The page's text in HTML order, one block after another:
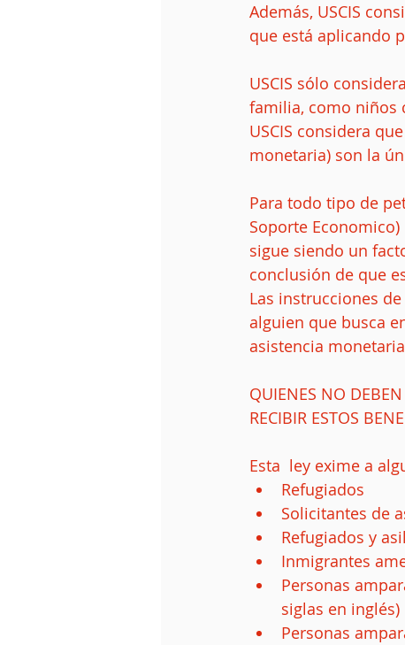
Además, USCIS
que está aplicando
USCIS sólo
familia, como niños
USCIS considera
monetaria) son la
Para todo tipo de
Soporte Economico)
sigue siendo un
conclusión de que
Las instrucciones
alguien que busca
asistencia
QUIENES NO DEBEN
RECIBIR ESTOS
Esta  ley exime a
Refugiados
Solicitantes de
Refugiados y
Inmigrantes
Personas
siglas en inglés)
Personas